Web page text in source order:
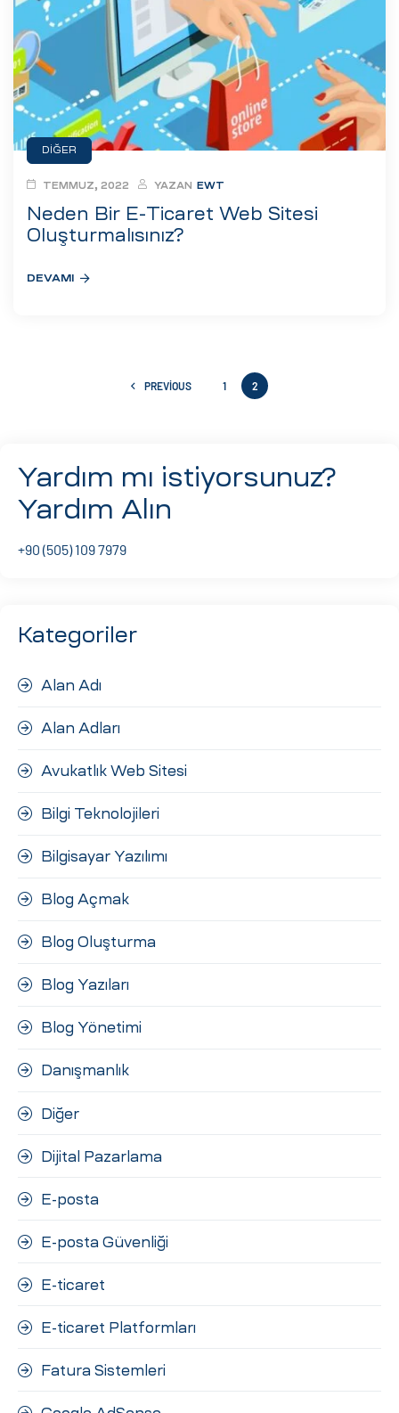
DIĞER
Neden Bir E-Ticaret Web Sitesi
Oluşturmalısınız?
TEMMUZ, 2022 YAZAN EWT
DEVAMI
PREVIOUS 1 2
Yardım mı istiyorsunuz?
Yardım Alın
+90 (505) 109 7979
Kategoriler
Alan Adı
Alan Adları
Avukatlık Web Sitesi
Bilgi Teknolojileri
Bilgisayar Yazılımı
Blog Açmak
Blog Oluşturma
Blog Yazıları
Blog Yönetimi
Danışmanlık
Diğer
Dijital Pazarlama
E-posta
E-posta Güvenliği
E-ticaret
E-ticaret Platformları
Fatura Sistemleri